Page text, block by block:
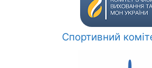
Спортивний